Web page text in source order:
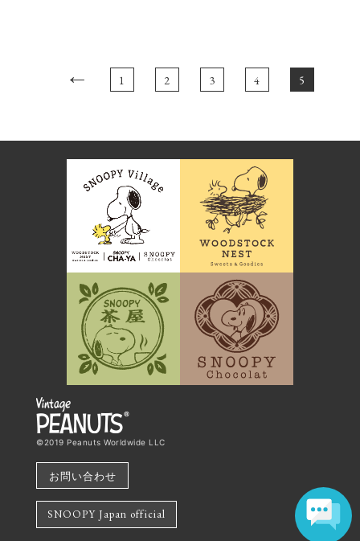
← 1 2 3 4 5
©2019 Peanuts Worldwide LLC
お問い合わせ
SNOOPY Japan official